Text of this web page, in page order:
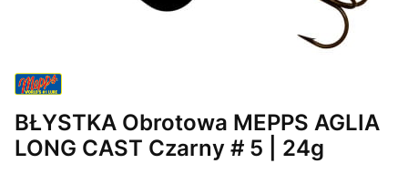
BŁYSTKA Obrotowa MEPPS AGLIA
LONG CAST Czarny # 5 | 24g